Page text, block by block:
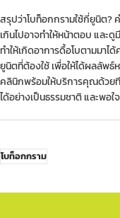
สรุปว่าโบท็อกกรามใช้กี่ยูนิต?
เกินไปอาจทำให้หน้าตอบ และ
ทำให้เกิดอาการดื้อโบตามมา
ยูนิตที่ต้องใช้ เพื่อให้ได้ผลลัพ
คลินิกพร้อมให้บริการคุณด้วย
ได้อย่างเป็นธรรมชาติ และพอ
โบท็อกกราม